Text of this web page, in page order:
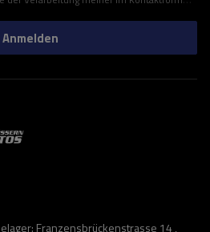
Anmelden
Franzensbrückenstrasse 14 ,